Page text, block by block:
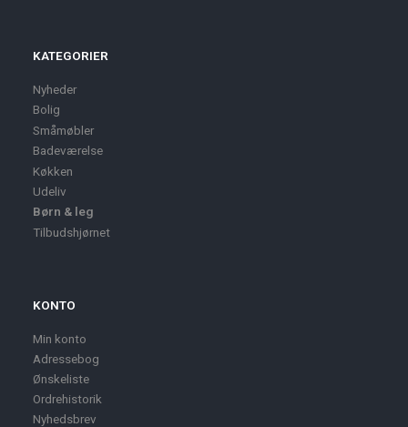
KATEGORIER
Nyheder
Bolig
Småmøbler
Badeværelse
Køkken
Udeliv
Børn & leg
Tilbudshjørnet
KONTO
Min konto
Adressebog
Ønskeliste
Ordrehistorik
Nyhedsbrev